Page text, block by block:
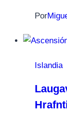
Por
Islandia